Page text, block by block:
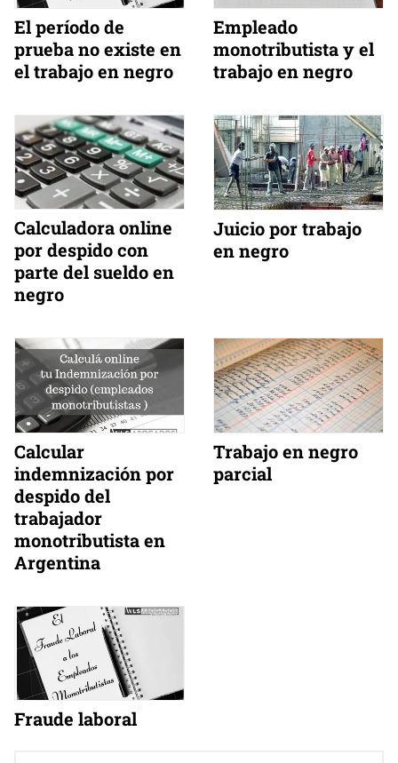
El período de
prueba no existe en
el trabajo en negro
Empleado
monotributista y el
trabajo en negro
Calculadora online
por despido con
parte del sueldo en
negro
Juicio por trabajo
en negro
Calcular
indemnización por
despido del
trabajador
monotributista en
Argentina
Trabajo en negro
parcial
Fraude laboral